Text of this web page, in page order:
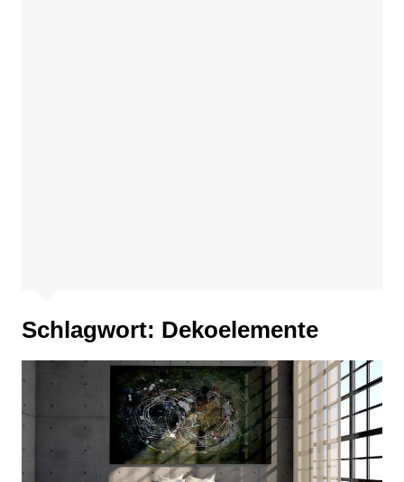
Schlagwort: Dekoelemente